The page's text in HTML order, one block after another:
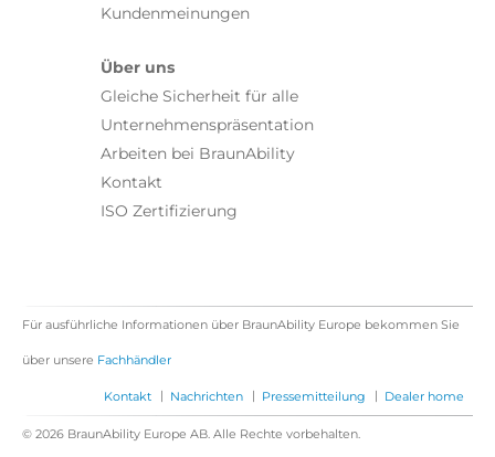
Kundenmeinungen
Über uns
Gleiche Sicherheit für alle
Unternehmenspräsentation
Arbeiten bei BraunAbility
Kontakt
ISO Zertifizierung
Für ausführliche Informationen über BraunAbility Europe bekommen Sie
über unsere Fachhändler
Kontakt | Nachrichten | Pressemitteilung | Dealer home
© 2026 BraunAbility Europe AB. Alle Rechte vorbehalten.